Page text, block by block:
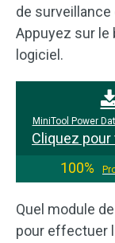
de
Appuyez sur le
logiciel.
MiniTool Power
Cliquez
100%
Quel module
pour effectuer